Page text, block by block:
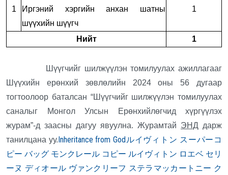
1
Иргэний хэргийн анхан шатны
шүүхийн шүүгч
1
Нийт 1
Шүүгчийг шилжүүлэн томилуулах ажиллагааг
Шүүхийн ерөнхий зөвлөлийн 2024 оны 56 дугаар
тогтоолоор баталсан “Шүүгчийг шилжүүлэн томилуулах
саналыг Монгол Улсын Ерөнхийлөгчид хүргүүлэх
журам”-д заасны дагуу явуулна. Журамтай ЭНД дарж
танилцана уу.Inheritance from Godルイヴィトン スーパーコ
ピー バッグ モンクレール コピー ルイヴィトン ロエベ セリ
ーヌ ディオール ヴァンクリーフ ステラマッカートニー ク